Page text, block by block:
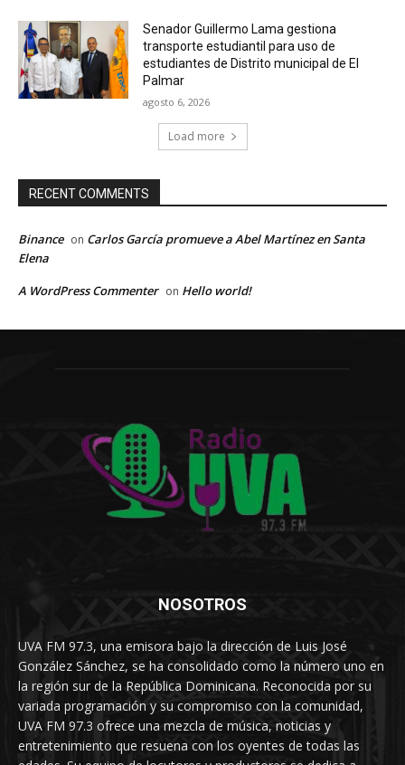
Senador Guillermo Lama gestiona
transporte estudiantil para uso de
estudiantes de Distrito municipal de El
Palmar
agosto 6, 2026
Load more
RECENT COMMENTS
Binance on Carlos García promueve a Abel Martínez en Santa
Elena
A WordPress Commenter on Hello world!
NOSOTROS
UVA FM 97.3, una emisora bajo la dirección de Luis José
González Sánchez, se ha consolidado como la número uno en
la región sur de la República Dominicana. Reconocida por su
variada programación y su compromiso con la comunidad,
UVA FM 97.3 ofrece una mezcla de música, noticias y
entretenimiento que resuena con los oyentes de todas las